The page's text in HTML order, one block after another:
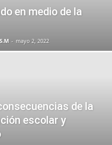
en medio de la
- mayo 2, 2022
de la
escolar y